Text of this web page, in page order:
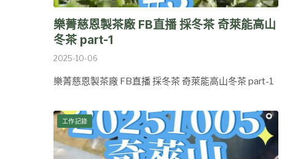
樂菁慈恩製茶廠 FB直播 採冬茶 奇萊能高山
冬茶 part-1
2025-10-06
樂菁慈恩製茶廠 FB直播 採冬茶 奇萊能高山冬茶 part-1
工作記錄